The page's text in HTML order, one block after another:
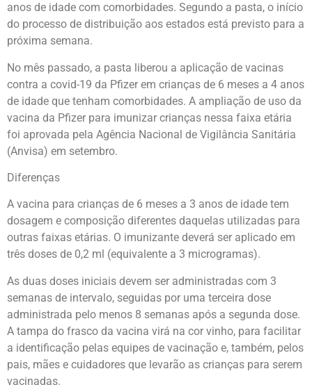
anos de idade com comorbidades. Segundo a pasta, o início
do processo de distribuição aos estados está previsto para a
próxima semana.
No mês passado, a pasta liberou a aplicação de vacinas
contra a covid-19 da Pfizer em crianças de 6 meses a 4 anos
de idade que tenham comorbidades. A ampliação de uso da
vacina da Pfizer para imunizar crianças nessa faixa etária
foi aprovada pela Agência Nacional de Vigilância Sanitária
(Anvisa) em setembro.
Diferenças
A vacina para crianças de 6 meses a 3 anos de idade tem
dosagem e composição diferentes daquelas utilizadas para
outras faixas etárias. O imunizante deverá ser aplicado em
três doses de 0,2 ml (equivalente a 3 microgramas).
As duas doses iniciais devem ser administradas com 3
semanas de intervalo, seguidas por uma terceira dose
administrada pelo menos 8 semanas após a segunda dose.
A tampa do frasco da vacina virá na cor vinho, para facilitar
a identificação pelas equipes de vacinação e, também, pelos
pais, mães e cuidadores que levarão as crianças para serem
vacinadas.